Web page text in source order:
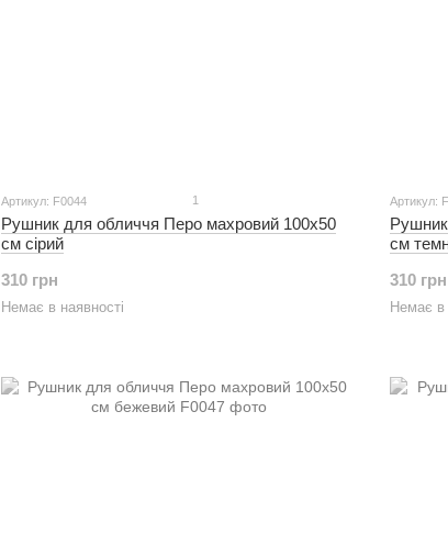
Артикул: F0044 1
Рушник для обличчя Перо махровий 100х50
см сірий
310 грн
Немає в наявності
Артикул:
см
310 грн
Немає в